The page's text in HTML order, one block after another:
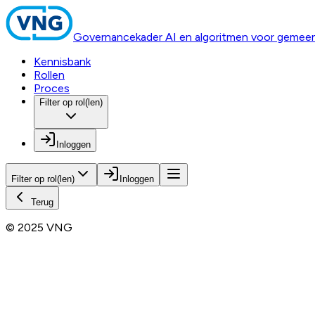
Governancekader AI en algoritmen voor
Kennisbank
Rollen
Proces
Filter op rol(len)
Inloggen
Filter op rol(len) Inloggen
Terug
© 2025 VNG